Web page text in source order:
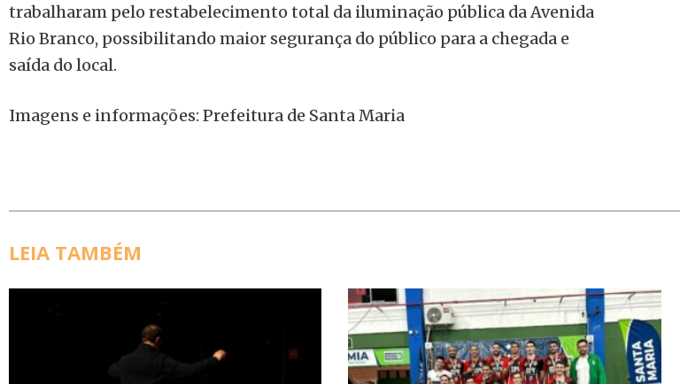
trabalharam pelo restabelecimento total da iluminação pública da Avenida
Rio Branco, possibilitando maior segurança do público para a chegada e
saída do local.
Imagens e informações: Prefeitura de Santa Maria
LEIA TAMBÉM